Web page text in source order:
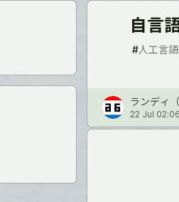
自言
#人工言語
ランディ
22 Jul